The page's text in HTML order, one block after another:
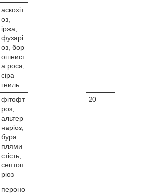
аскохіт
оз,
іржа,
фузарі
оз, бор
ошнист
а роса,
сіра
гниль
фітофт
роз,
альтер
наріоз,
бура
плями
стість,
септоп
ріоз
20
пероно